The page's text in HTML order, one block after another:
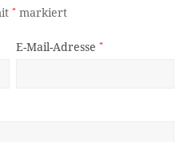
* markiert
E-Mail-Adresse*